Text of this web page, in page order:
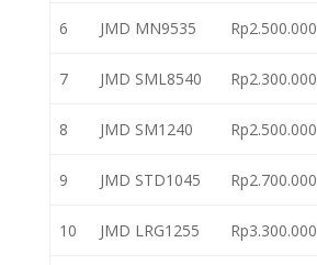
6 JMD MN9535 Rp2.500.000
7 JMD SML8540 Rp2.300.000
8 JMD SM1240 Rp2.500.000
9 JMD STD1045 Rp2.700.000
10 JMD LRG1255 Rp3.300.000